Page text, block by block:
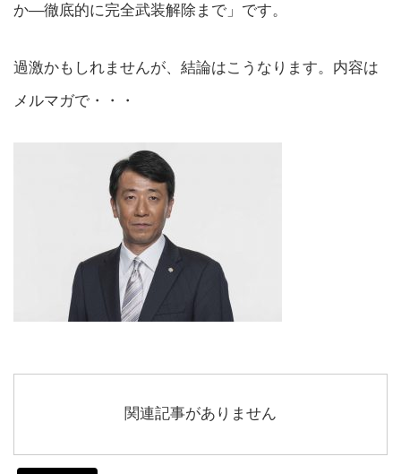
か―徹底的に完全武装解除まで」です。
過激かもしれませんが、結論はこうなります。内容は
メルマガで・・・
関連記事がありません